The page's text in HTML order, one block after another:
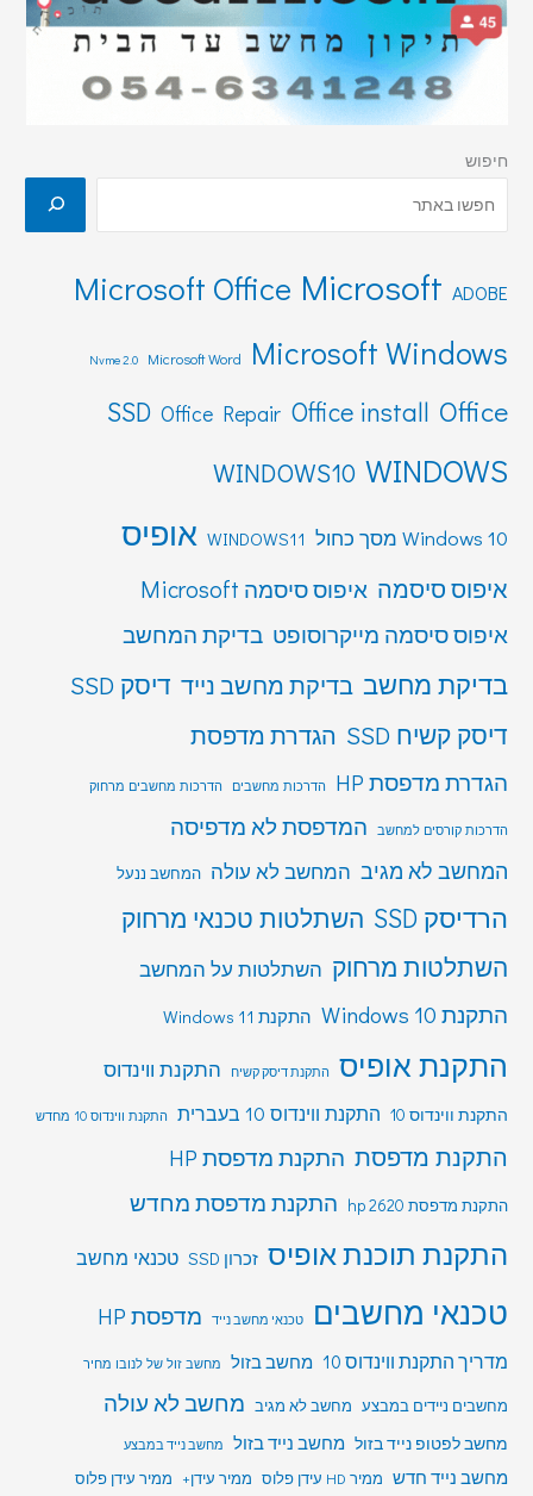
חיפוש
ADOBE
Microsoft
Microsoft Office
Microsoft Windows
Microsoft Word
Nvme 2.0
Office
Office install
Office Repair
SSD
WINDOWS
WINDOWS10
Windows 10 מסך כחול WINDOWS11 אופיס
איפוס סיסמה איפוס סיסמה Microsoft
איפוס סיסמה מייקרוסופט בדיקת המחשב
בדיקת מחשב בדיקת מחשב נייד דיסק SSD
דיסק קשיח SSD
הגדרת מדפסת
הגדרת מדפסת HP הדרכות מחשבים הדרכות מחשבים מרחוק
הדרכות קורסים למחשב המדפסת לא מדפיסה
המחשב לא מגיב המחשב לא עולה המחשב ננעל
הרדיסק SSD
השתלטות טכנאי מרחוק
השתלטות מרחוק השתלטות על המחשב
התקנת Windows 10 התקנת Windows 11
התקנת אופיס התקנת דיסק קשיח התקנת ווינדוס
התקנת ווינדוס 10 התקנת ווינדוס 10 בעברית התקנת ווינדוס 10 מחדש
התקנת מדפסת התקנת מדפסת HP
התקנת מדפסת hp 2620 התקנת מדפסת מחדש
התקנת תוכנת אופיס זכרון SSD טכנאי מחשב
טכנאי מחשבים טכנאי מחשב נייד מדפסת HP
מדריך התקנת ווינדוס 10 מחשב בזול מחשב זול של לנובו מחיר
מחשבים ניידים במבצע מחשב לא מגיב מחשב לא עולה
מחשב לפטופ נייד בזול מחשב נייד בזול מחשב נייד במבצע
מחשב נייד חדש ממיר HD עידן פלוס ממיר עידן+ ממיר עידן פלוס